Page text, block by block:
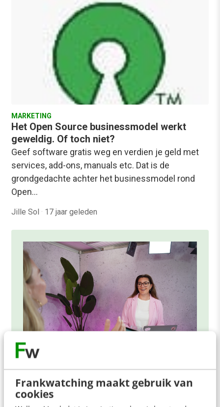
Frankwatching maakt gebruik van
cookies
MARKETING
Het Open Source businessmodel werkt
geweldig. Of toch niet?
Geef software gratis weg en verdien je geld met
services, add-ons, manuals etc. Dat is de
grondgedachte achter het businessmodel rond
Open…
Jille Sol · 17 jaar geleden
De nieuwe SEO- & GEO-